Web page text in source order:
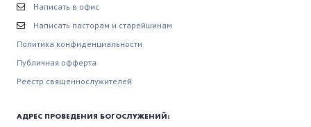
Написать в офис
Написать пасторам и старейшинам
Политика конфиденциальности
Публичная офферта
Реестр священнослужителей
АДРЕС ПРОВЕДЕНИЯ БОГОСЛУЖЕНИЙ: